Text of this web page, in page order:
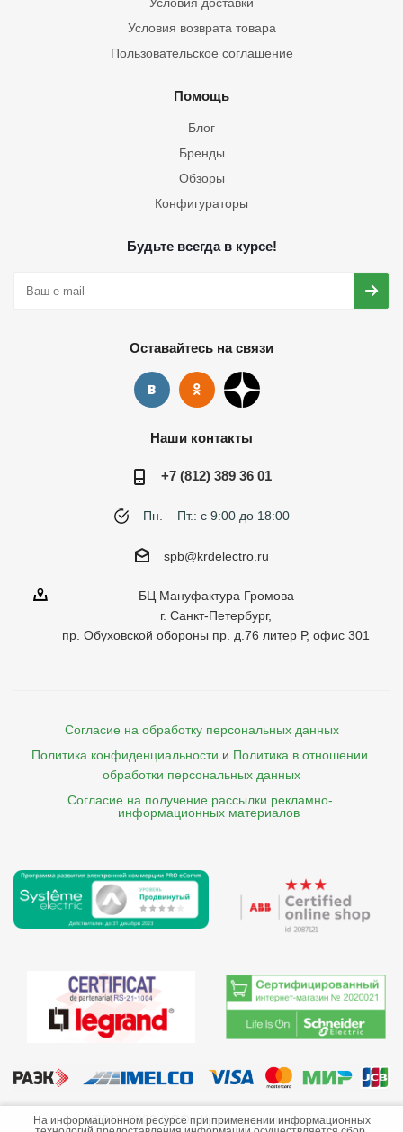
Условия возврата товара
Пользовательское соглашение
Помощь
Блог
Бренды
Обзоры
Конфигураторы
Будьте всегда в курсе!
Оставайтесь на связи
Наши контакты
+7 (812) 389 36 01
Пн. – Пт.: с 9:00 до 18:00
spb@krdelectro.ru
БЦ Мануфактура Громова
г. Санкт-Петербург,
пр. Обуховской обороны пр. д.76 литер Р, офис 301
Согласие на обработку персональных данных
Политика конфиденциальности и Политика в отношении
обработки персональных данных
Согласие на получение рассылки рекламно-
    информационных материалов
©2013-2026 ООО «Краснодарэлектро»
На информационном ресурсе при применении информационных